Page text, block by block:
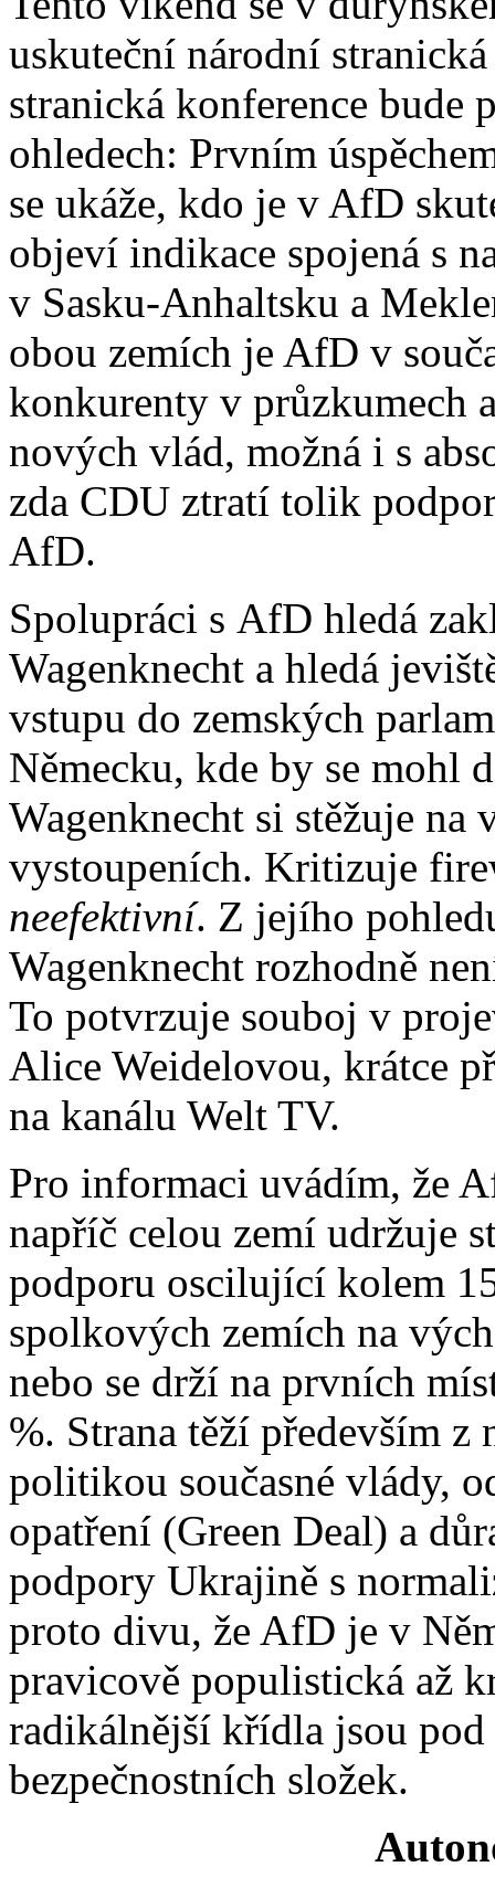
uskuteční národní
stranická konference
ohledech: Prvním
se ukáže, kdo je v AfD
objeví indikace spojená s
v Sasku-Anhaltsku a
obou zemích je AfD v
konkurenty v průzkumech
nových vlád, možná i s
zda CDU ztratí tolik
AfD.
Spolupráci s AfD hledá
Wagenknecht a hledá
vstupu do zemských
Německu, kde by se mohl
Wagenknecht si stěžuje
vystoupeních. Kritizuje
neefektivní. Z jejího
Wagenknecht rozhodně
To potvrzuje souboj v
Alice Weidelovou, krátce
na kanálu Welt TV.
Pro informaci uvádím, že
napříč celou zemí udržuje
podporu oscilující kolem
spolkových zemích na
nebo se drží na prvních
%. Strana těží především
politikou současné vlády,
opatření (Green Deal) a
podpory Ukrajině s
proto divu, že AfD je v
pravicově populistická až
radikálnější křídla jsou
bezpečnostních složek.